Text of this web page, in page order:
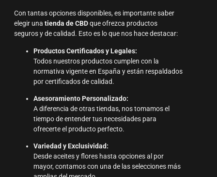
Con tantas opciones disponibles, es importante saber
elegir una tienda de CBDque ofrezca productos
seguros y de calidad. Esto es lo que nos hace destacar:
Productos Certificados y Legales:
Todos nuestros productos cumplen con la
normativa vigente en España y están respaldados
por certificados de calidad.
Asesoramiento Personalizado:
A diferencia de otras tiendas, nos tomamos el
tiempo de entender tus necesidades para
ofrecerte el producto perfecto.
Variedad y Exclusividad:
Desde aceites y flores hasta opciones al por
mayor, contamos con una de las selecciones más